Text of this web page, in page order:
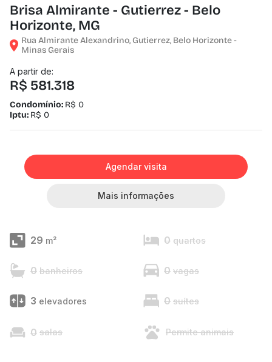
Brisa Almirante - Gutierrez - Belo
Horizonte, MG
Rua Almirante Alexandrino, Gutierrez, Belo Horizonte -
Minas Gerais
A partir de:
R$ 581.318
Condomínio: R$ 0
Iptu: R$ 0
Agendar visita
Mais informações
29 m² 0 quartos
0 banheiros 0 vagas
3 elevadores 0 suítes
0 salas Permite animais